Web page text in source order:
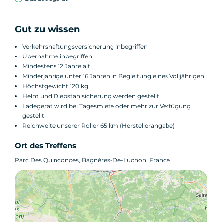
Gut zu wissen
Verkehrshaftungsversicherung inbegriffen
Übernahme inbegriffen
Mindestens 12 Jahre alt
Minderjährige unter 16 Jahren in Begleitung eines Volljährigen.
Höchstgewicht 120 kg
Helm und Diebstahlsicherung werden gestellt
Ladegerät wird bei Tagesmiete oder mehr zur Verfügung
gestellt
Reichweite unserer Roller 65 km (Herstellerangabe)
Ort des Treffens
Parc Des Quinconces, Bagnères-De-Luchon, France